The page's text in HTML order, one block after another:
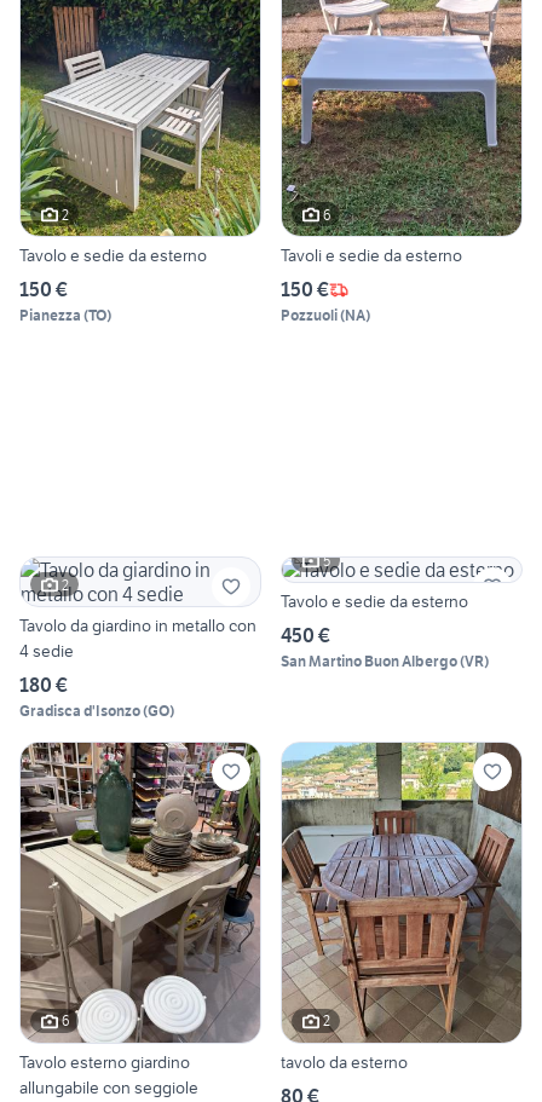
2
Tavolo e sedie da esterno
150 €
Pianezza (TO)
6
Tavoli e sedie da esterno
150 €
Pozzuoli(NA)
2
Tavolo da giardino in metallo con
4 sedie
180 €
Gradisca d'Isonzo(GO)
5
Tavolo e sedie da esterno
450 €
San Martino Buon Albergo(VR)
6
Tavolo esterno giardino
allungabile con seggiole
2
tavolo da esterno
80 €